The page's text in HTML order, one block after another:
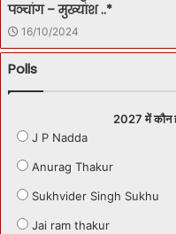
पञ्चांग – मुख्यांश ..*
16/10/2024
Polls
2027 में कौन
J P Nadda
Anurag Thakur
Sukhvider Singh Sukhu
Jai ram thakur